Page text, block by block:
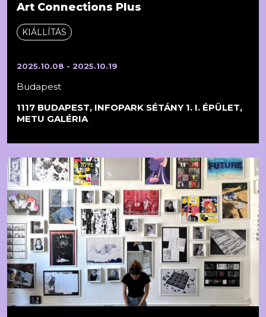
Art Connections Plus
KIÁLLÍTÁS
2025.10.08 - 2025.10.19
Budapest
1117 BUDAPEST, INFOPARK SÉTÁNY 1. I. ÉPÜLET,
METU GALÉRIA